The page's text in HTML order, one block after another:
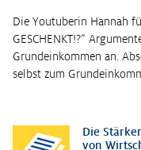
Die Youtuberin Hannah
GESCHENKT!?“
Grundeinkommen an.
selbst zum
Die
von